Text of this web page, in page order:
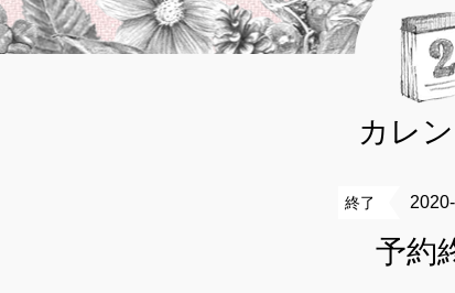
カレ
終了
予約